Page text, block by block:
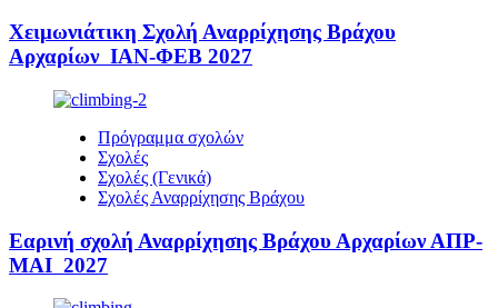
Χειμωνιάτικη Σχολή Αναρρίχησης Βράχου
Αρχαρίων ΙΑΝ-ΦΕΒ 2027
Πρόγραμμα σχολών
Σχολές
Σχολές (Γενικά)
Σχολές Αναρρίχησης Βράχου
Εαρινή σχολή Αναρρίχησης Βράχου Αρχαρίων ΑΠΡ-
ΜΑΙ 2027